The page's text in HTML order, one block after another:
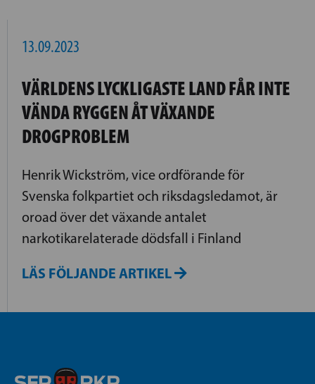
13.09.2023
VÄRLDENS LYCKLIGASTE LAND FÅR INTE
VÄNDA RYGGEN ÅT VÄXANDE
DROGPROBLEM
Henrik Wickström, vice ordförande för
Svenska folkpartiet och riksdagsledamot, är
oroad över det växande antalet
narkotikarelaterade dödsfall i Finland
LÄS FÖLJANDE ARTIKEL